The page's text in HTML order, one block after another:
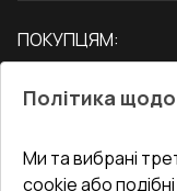
Двері
ПОКУПЦЯМ:
Блог
СЕРВІС ТА
Доставка і Оплата
Гарантія та Сервіс
КОНТАКТИ
Політика
Ми та вибрані
cookie або подібні